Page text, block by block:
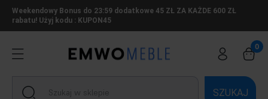
Weekendowy Bonus do 23:59 dodatkowe 45 ZŁ ZA KAŻDE 600 ZŁ
rabatu! Użyj kodu : KUPON45
SZUKAJ